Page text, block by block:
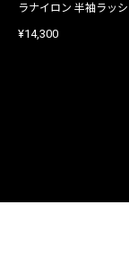
ラナイロン 半袖ラッシ
¥14,300